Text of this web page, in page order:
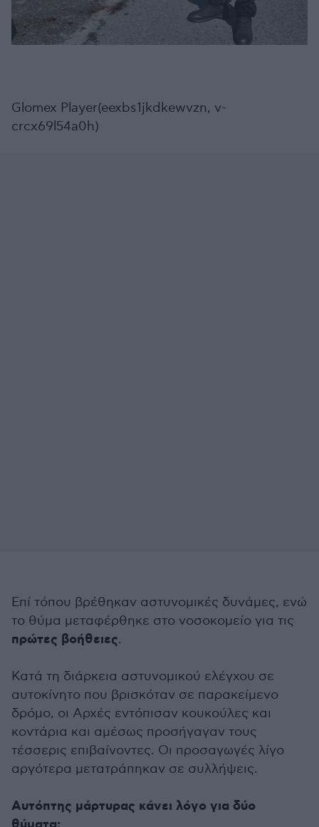
Glomex Player(eexbs1jkdkewvzn, v-
crcx69l54a0h)
Επί τόπου βρέθηκαν αστυνομικές δυνάμες, ενώ
το θύμα μεταφέρθηκε στο νοσοκομείο για τις
πρώτες βοήθειες.
Κατά τη διάρκεια αστυνομικού ελέγχου σε
αυτοκίνητο που βρισκόταν σε παρακείμενο
δρόμο, οι Αρχές εντόπισαν κουκούλες και
κοντάρια και αμέσως προσήγαγαν τους
τέσσερις επιβαίνοντες. Οι προσαγωγές λίγο
αργότερα μετατράπηκαν σε συλλήψεις.
Αυτόπτης μάρτυρας κάνει λόγο για δύο